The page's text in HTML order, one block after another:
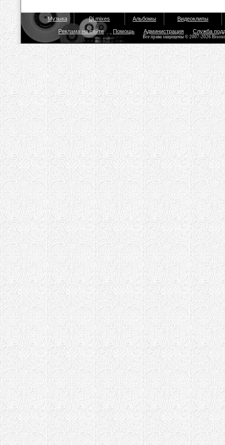
Музыка Dj mixes Альбомы Видеоклипы
Реклама на сайте Помощь Администрация Служба
Все права защищены © 2007-2026